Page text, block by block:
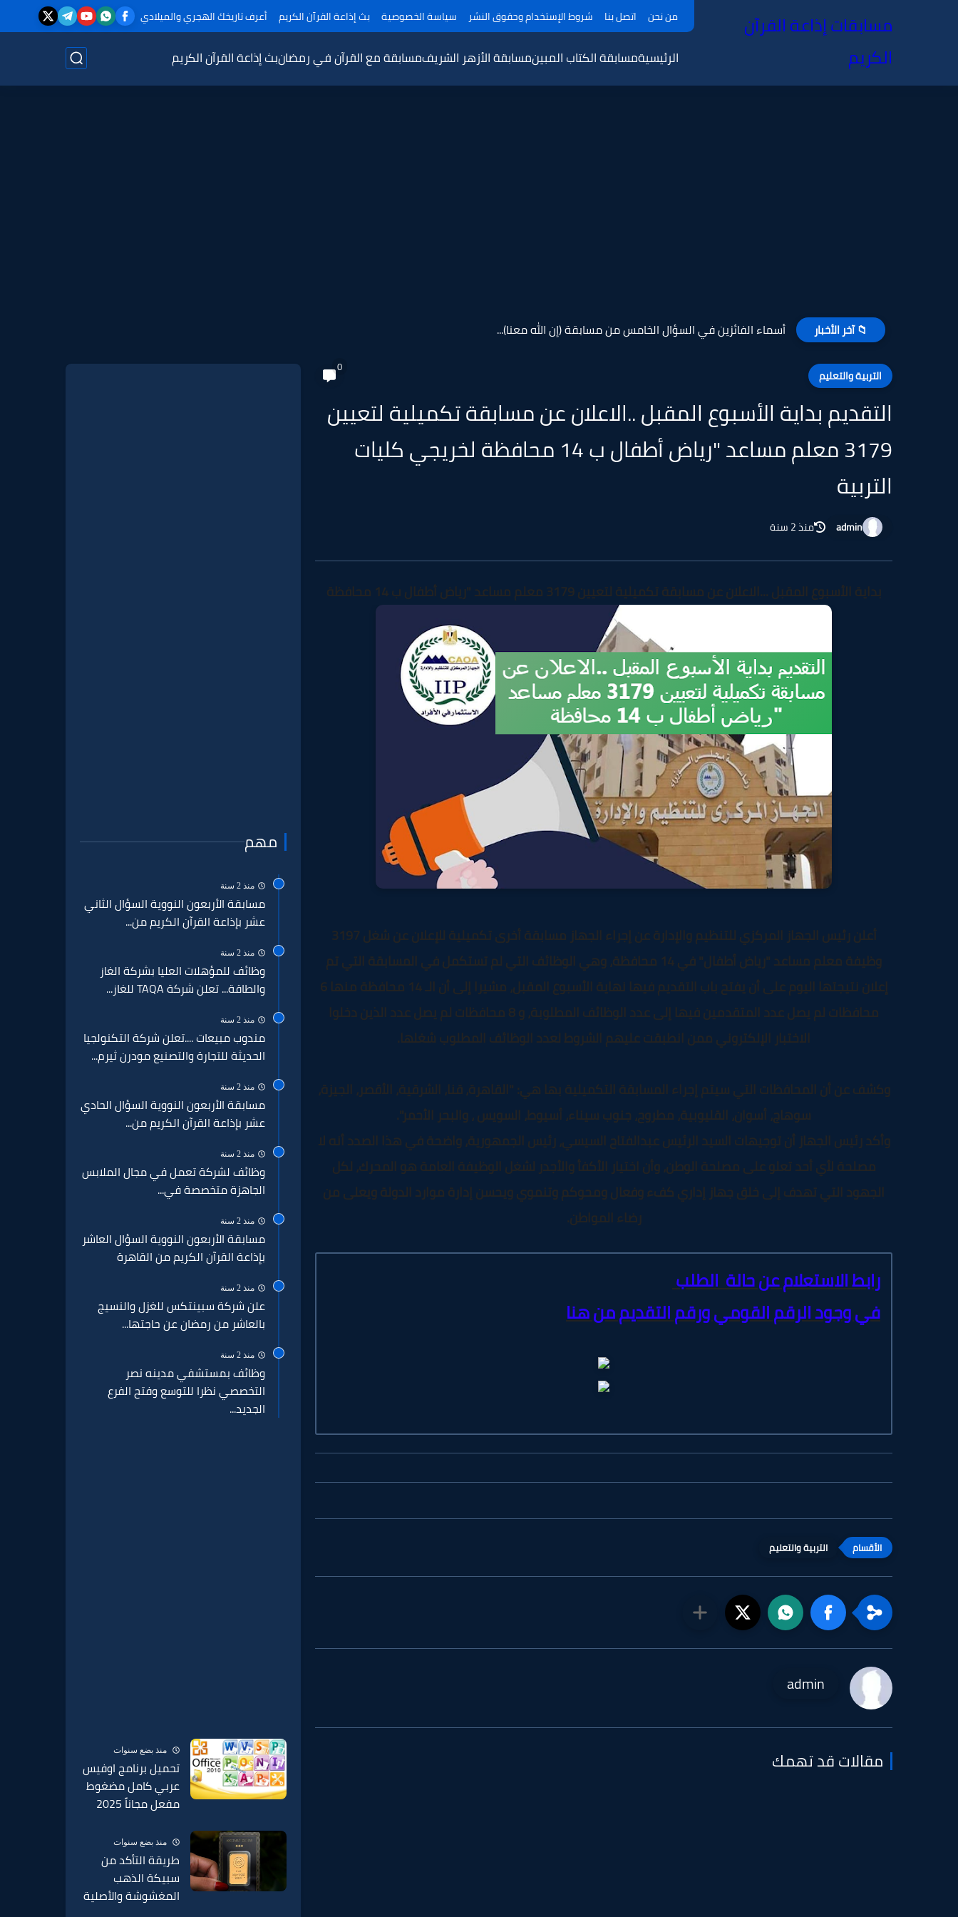
من نحن اتصل بنا شروط الإستخدام وحقوق النشر سياسة الخصوصية بث إذاعة القرآن الكريم أعرف تاريخك الهجري والميلادي
مسابقات إذاعة القرآن
الكريم
الرئيسيةمسابقة الكتاب المبينمسابقة الأزهر الشريفمسابقة مع القرآن في رمضانبث إذاعة القرآن الكريم
📁 آخر الأخبار أسماء الفائزين في السؤال الخامس من مسابقة (إن الله معنا)...
التربية والتعليم 0
التقديم بداية الأسبوع المقبل ..الاعلان عن مسابقة تكميلية لتعيين
3179 معلم مساعد "رياض أطفال ب 14 محافظة لخريجي كليات
التربية
admin منذ 2 سنة
بداية الأسبوع المقبل ...الاعلان عن مسابقة تكميلية لتعيين 3179 معلم مساعد "رياض أطفال ب 14 محافظة
أعلن رئيس الجهاز المركزي للتنظيم والإدارة عن إجراء الجهاز مسابقة أخرى تكميلية للإعلان عن شغل 3197
وظيفة معلم مساعد "رياض أطفال" في 14 محافظة، وهي الوظائف التي لم تستكمل في المسابقة التي تم
إعلان نتيجتها اليوم على أن يفتح باب التقديم فيها نهاية الأسبوع المقبل، مشيرا إلى أن الـ 14 محافظة منها 6
محافظات لم يصل عدد المتقدمين فيها إلى عدد الوظائف المطلوبة، و 8 محافظات لم يصل عدد الذين دخلوا
الاختبار الإلكتروني ممن انطبقت عليهم الشروط لعدد الوظائف المطلوب شغلها.
وكشف عن أن المحافظات التي سيتم إجراء المسابقة التكميلية بها هي: "القاهرة، قنا، الشرقية، الأقصر، الجيزة،
سوهاج، أسوان، القليوبية، مطروح، جنوب سيناء، أسيوط، السويس ، والبحر الأحمر".
وأكد رئيس الجهاز أن توجيهات السيد الرئيس عبدالفتاح السيسي، رئيس الجمهورية، واضحة في هذا الصدد أنه لا
مصلحة لأي أحد تعلو على مصلحة الوطن، وأن اختيار الأكفأ والأجدر لشغل الوظيفة العامة هو المحرك، لكل
الجهود التي تهدف إلى خلق جهاز إداري كفء وفعال ومحوكم وتنموي ويحسن إدارة موارد الدولة ويعلى من
رضاء المواطن.
رابط الاستعلام عن حالة الطلب
في وجود الرقم القومي ورقم التقديم من هنا
التربية والتعليم
admin
مقالات قد تهمك
مهم
منذ 2 سنة
مسابقة الأربعون النووية السؤال الثاني
عشر بإذاعة القرآن الكريم من...
منذ 2 سنة
وظائف للمؤهلات العليا بشركة الغاز
والطاقة... تعلن شركة TAQA للغاز...
منذ 2 سنة
مندوب مبيعات ....تعلن شركة التكنولجيا
الحديثة للتجارة والتصنيع مودرن ثيرم...
منذ 2 سنة
مسابقة الأربعون النووية السؤال الحادي
عشر بإذاعة القرآن الكريم من...
منذ 2 سنة
وظائف لشركة تعمل في مجال الملابس
الجاهزة متخصصة في...
منذ 2 سنة
مسابقة الأربعون النووية السؤال العاشر
بإذاعة القرآن الكريم من القاهرة
منذ 2 سنة
علن شركة سبينتكس للغزل والنسيج
بالعاشر من رمضان عن حاجتها...
منذ 2 سنة
وظائف بمستشفي مدينه نصر
التخصصي نظرا للتوسع وفتح الفرع
الجديد...
منذ بضع سنوات
تحميل برنامج اوفيس
عربي كامل مضغوط
مفعل مجاناً 2025
منذ بضع سنوات
طريقة التأكد من
سبيكة الذهب
المغشوشة والأصلية